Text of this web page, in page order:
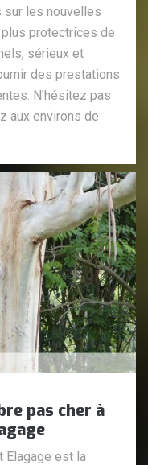
les nouvelles
protectrices de
sérieux et
des prestations
N'hésitez pas
aux environs de
pas cher à
Elagage est la